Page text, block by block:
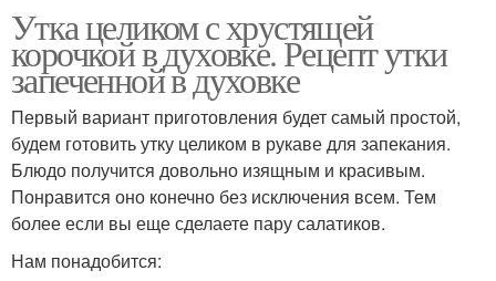
Утка целиком с хрустящей
корочкой в духовке. Рецепт утки
запеченной в духовке
Первый вариант приготовления будет самый простой,
будем готовить утку целиком в рукаве для запекания.
Блюдо получится довольно изящным и красивым.
Понравится оно конечно без исключения всем. Тем
более если вы еще сделаете пару салатиков.
Нам понадобится: